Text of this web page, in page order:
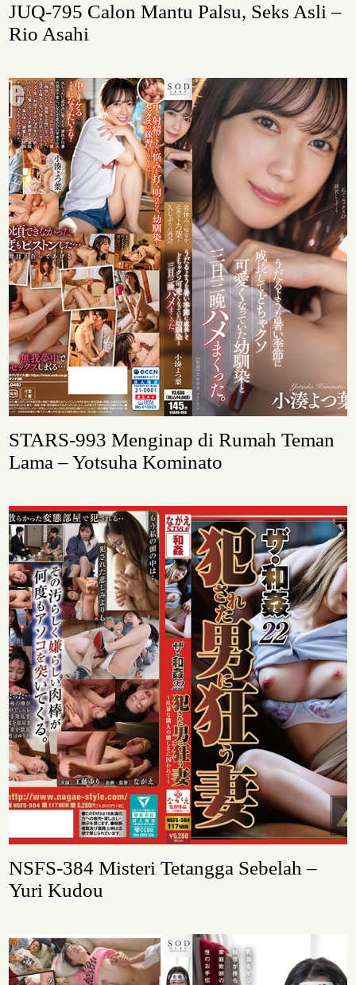
JUQ-795 Calon Mantu Palsu, Seks Asli –
Rio Asahi
STARS-993 Menginap di Rumah Teman
Lama – Yotsuha Kominato
NSFS-384 Misteri Tetangga Sebelah –
Yuri Kudou